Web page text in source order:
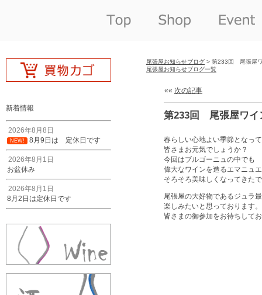
新着情報
2026年8月8日
NEW! 8月9日は 定休日です
2026年8月1日
お盆休み
2026年8月1日
8月2日は定休日です
尾張屋お知らせブログ > 第233回 尾張屋
尾張屋お知らせブログ一覧
«« 次の記事
第233回 尾張屋ワイ
春らしい心地よい季節となっ
皆さまお元気でしょうか？
今回はブルゴーニュの中で
偉大なワインを造るエマニュ
そろそろ美味しくなってきた
尾張屋の大好物であるジュラ
楽しみたいと思っております。
皆さまの御参加をお待ちして